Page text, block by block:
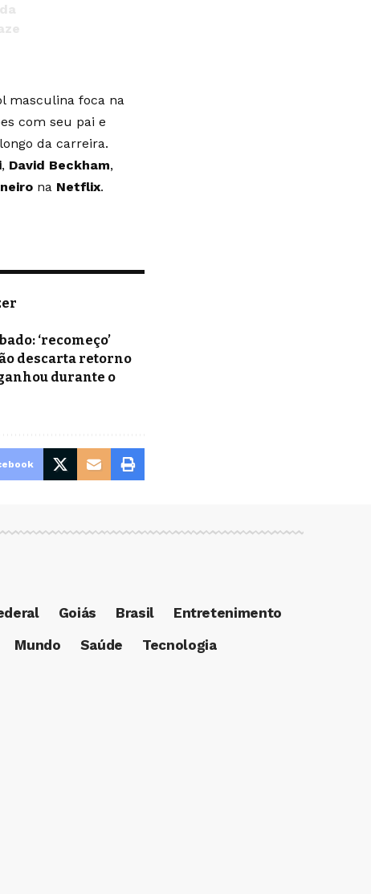
masculina foca na
com seu pai e
da carreira.
, David Beckham,
na Netflix.
‘recomeço’
descarta retorno
durante o
Goiás Brasil
Entretenimento
Mundo Saúde Tecnologia